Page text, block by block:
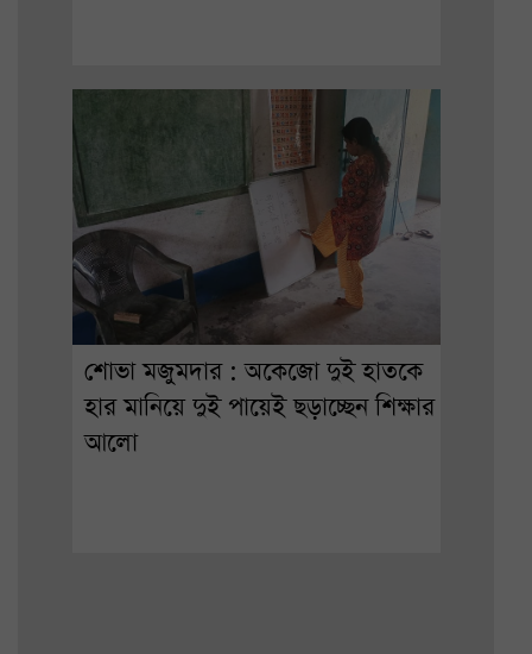
শোভা মজুমদার : অকেজো দুই হাতকে
হার মানিয়ে দুই পায়েই ছড়াচ্ছেন শিক্ষার
আলো